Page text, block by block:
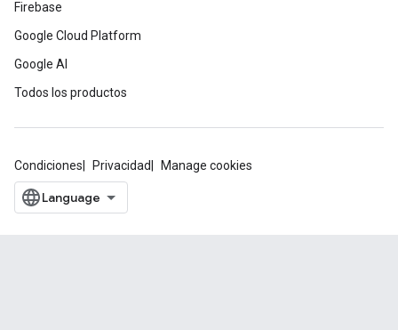
Firebase
Google Cloud Platform
Google AI
Todos los productos
Condiciones Privacidad Manage cookies